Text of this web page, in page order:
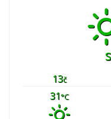
13č
31°C